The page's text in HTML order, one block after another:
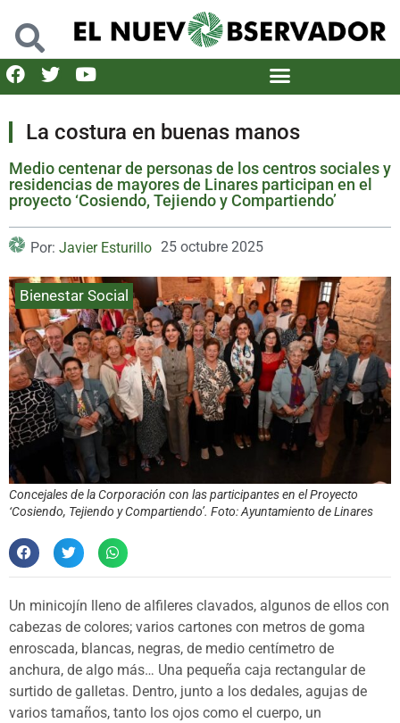
La costura en buenas manos
Medio centenar de personas de los centros sociales y
residencias de mayores de Linares participan en el
proyecto ‘Cosiendo, Tejiendo y Compartiendo’
Por: Javier Esturillo 25 octubre 2025
Bienestar Social
Concejales de la Corporación con las participantes en el Proyecto
‘Cosiendo, Tejiendo y Compartiendo’. Foto: Ayuntamiento de Linares
Un minicojín lleno de alfileres clavados, algunos de ellos con
cabezas de colores; varios cartones con metros de goma
enroscada, blancas, negras, de medio centímetro de
anchura, de algo más… Una pequeña caja rectangular de
surtido de galletas. Dentro, junto a los dedales, agujas de
varios tamaños, tanto los ojos como el cuerpo, un